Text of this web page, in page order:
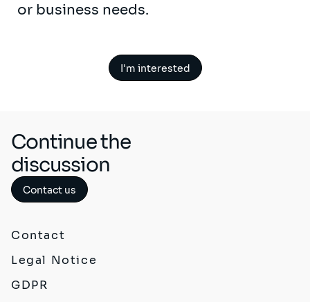
or business needs.
I'm interested
Continue the
discussion
Contact us
Contact
Legal Notice
GDPR